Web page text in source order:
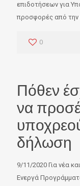
επιδοτήσεων για
προσφορές από την
0
Πόθεν
να
δήλωση
9/11/2020 Για νέα
Ενεργά